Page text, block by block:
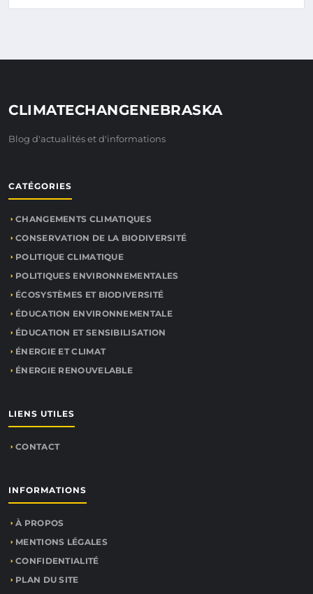
CLIMATECHANGENEBRASKA
Blog d'actualités et d'informations
CATÉGORIES
CHANGEMENTS CLIMATIQUES
CONSERVATION DE LA BIODIVERSITÉ
POLITIQUE CLIMATIQUE
POLITIQUES ENVIRONNEMENTALES
ÉCOSYSTÈMES ET BIODIVERSITÉ
ÉDUCATION ENVIRONNEMENTALE
ÉDUCATION ET SENSIBILISATION
ÉNERGIE ET CLIMAT
ÉNERGIE RENOUVELABLE
LIENS UTILES
CONTACT
INFORMATIONS
À PROPOS
MENTIONS LÉGALES
CONFIDENTIALITÉ
PLAN DU SITE